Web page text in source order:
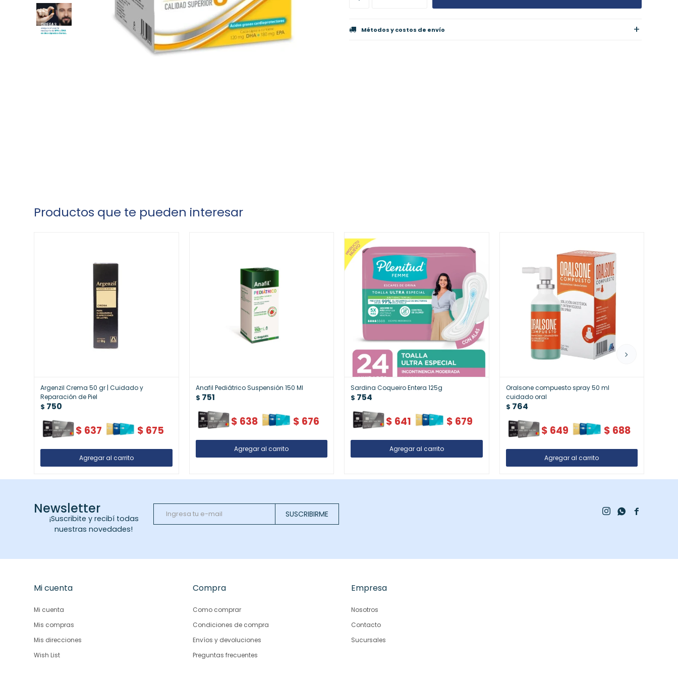
Métodos y costos de envío
Productos que te pueden interesar
Argenzil Crema 50 gr | Cuidado y
Reparación de Piel
$ 750
$ 637 $ 675
Anafil Pediátrico Suspensión 150 Ml
$ 751
$ 638 $ 676
Sardina Coqueiro Entera 125g
$ 754
$ 641 $ 679
Oralsone compuesto spray 50 ml
cuidado oral
$ 764
$ 649 $ 688
Newsletter
¡Suscribite y recibí todas
nuestras novedades!
SUSCRIBIRME 
 
Mi cuenta
Mi cuenta
Mis compras
Mis direcciones
Wish List
Compra
Como comprar
Condiciones de compra
Envíos y devoluciones
Preguntas frecuentes
Empresa
Nosotros
Contacto
Sucursales